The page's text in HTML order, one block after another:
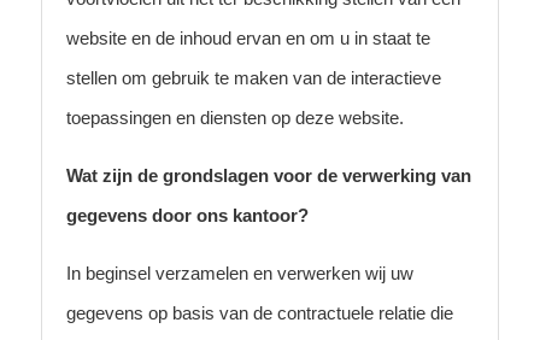
website en de inhoud ervan en om u in staat te
stellen om gebruik te maken van de interactieve
toepassingen en diensten op deze website.
Wat zijn de grondslagen voor de verwerking van
gegevens door ons kantoor?
In beginsel verzamelen en verwerken wij uw
gegevens op basis van de contractuele relatie die